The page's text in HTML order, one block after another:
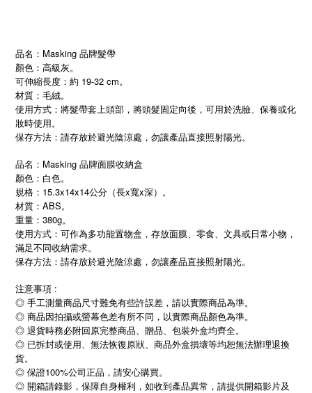
品名：Masking 品牌髮帶
顏色：高級灰。
可伸縮長度：約 19-32 cm。
材質：毛絨。
使用方式：將髮帶套上頭部，將頭髮固定向後，可用於洗臉、保養或化
妝時使用。
保存方法：請存放於避光陰涼處，勿讓產品直接照射陽光。
品名：Masking 品牌面膜收納盒
顏色：白色。
規格：15.3x14x14公分（長x寬x深）。
材質：ABS。
重量：380g。
使用方式：可作為多功能置物盒，存放面膜、零食、文具或日常小物，
滿足不同收納需求。
保存方法：請存放於避光陰涼處，勿讓產品直接照射陽光。
注意事項 :
◎ 手工測量商品尺寸難免有些許誤差，請以實際商品為準。
◎ 商品因拍攝或螢幕色差有所不同，以實際商品顏色為準。
◎ 退貨時務必附回原完整商品、贈品、包裝外盒均齊全。
◎ 已拆封或使用、無法恢復原狀、商品外盒損壞等均恕無法辦理退換
貨。
◎ 保證100%公司正品，請安心購買。
◎ 開箱請錄影，保障自身權利，如收到產品異常，請提供開箱影片及